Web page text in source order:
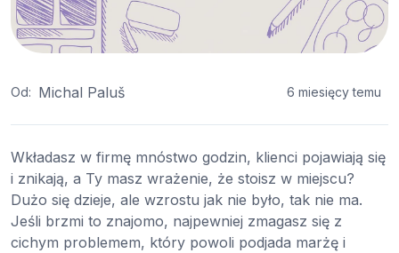
Od: Michal Paluš 6 miesięcy temu
Wkładasz w firmę mnóstwo godzin, klienci pojawiają się
i znikają, a Ty masz wrażenie, że stoisz w miejscu?
Dużo się dzieje, ale wzrostu jak nie było, tak nie ma.
Jeśli brzmi to znajomo, najpewniej zmagasz się z
cichym problemem, który powoli podjada marżę i